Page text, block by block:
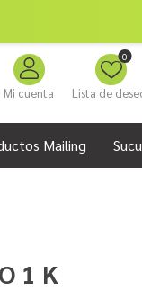
Mi cuenta Lista de
0
Mailing
1 K